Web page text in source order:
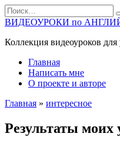
Перейти
к
содержанию
Search
for:
ВИДЕОУРОКИ по
Коллекция видеоуроков
Главная
Написать мне
О проекте и авторе
Главная » интересное
Результаты моих